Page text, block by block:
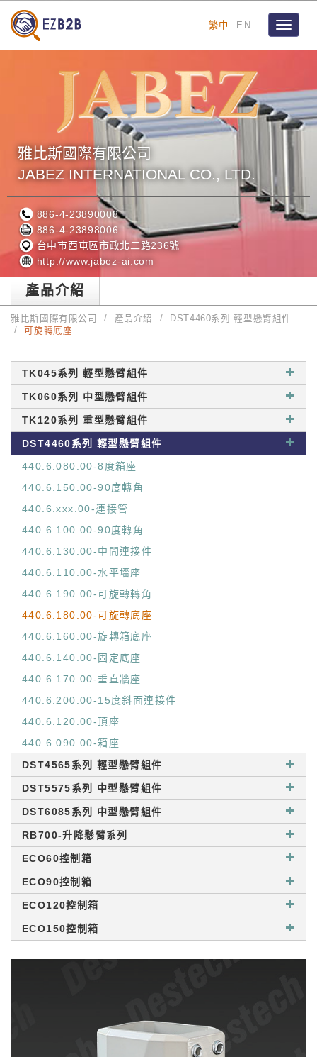
繁中 EN
Toggle
雅比斯國際有限公司
JABEZ INTERNATIONAL CO., LTD.
886-4-23890008
886-4-23898006
台中市西屯區市政北二路236號
http://www.jabez-ai.com
產品介紹
雅比斯國際有限公司 產品介紹
DST4460系列 輕型懸臂組件
可旋轉底座
TK045系列 輕型懸臂組件
TK060系列 中型懸臂組件
TK120系列 重型懸臂組件
DST4460系列 輕型懸臂組件
440.6.080.00-8度箱座
440.6.150.00-90度轉角
440.6.xxx.00-連接管
440.6.100.00-90度轉角
440.6.130.00-中間連接件
440.6.110.00-水平墻座
440.6.190.00-可旋轉轉角
440.6.180.00-可旋轉底座
440.6.160.00-旋轉箱底座
440.6.140.00-固定底座
440.6.170.00-垂直牆座
440.6.200.00-15度斜面連接件
440.6.120.00-頂座
440.6.090.00-箱座
DST4565系列 輕型懸臂組件
DST5575系列 中型懸臂組件
DST6085系列 中型懸臂組件
RB700-升降懸臂系列
ECO60控制箱
ECO90控制箱
ECO120控制箱
ECO150控制箱